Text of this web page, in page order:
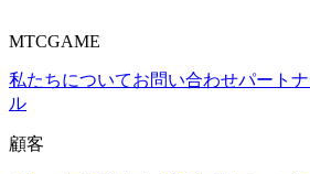
MTCGAME
私たちについてお問い合わせパート
ル
顧客